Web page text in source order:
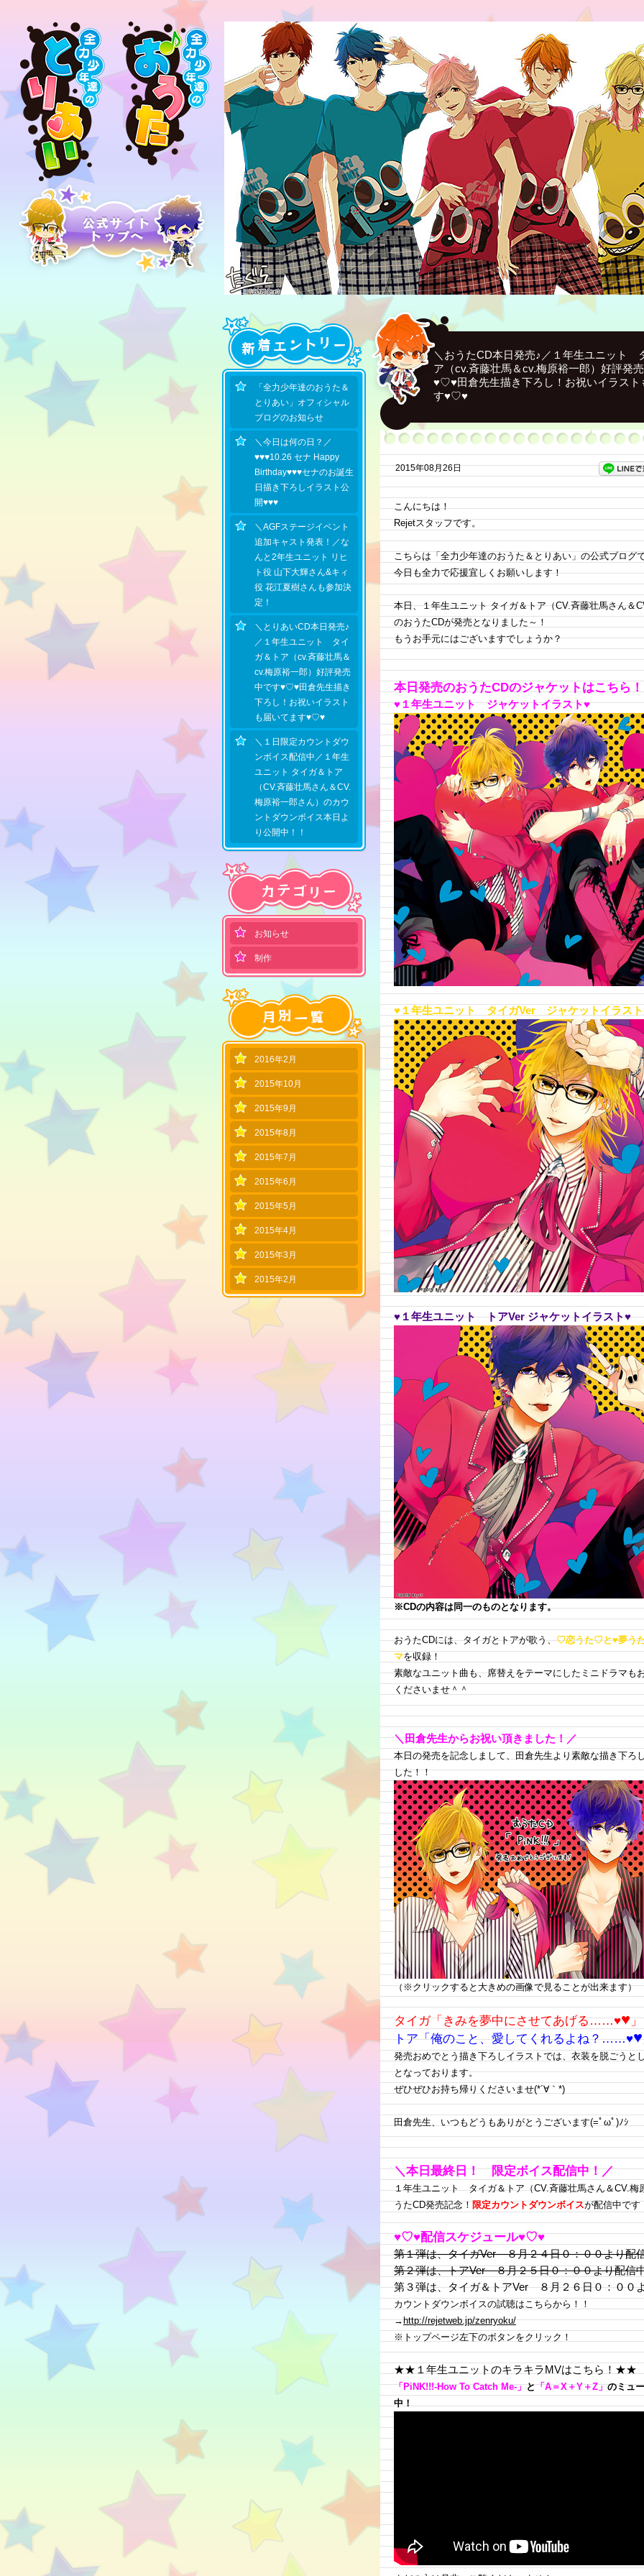
＼おうたCD本日発売♪／１年生ユニット
ア（cv.斉藤壮馬＆cv.梅原裕一郎）好評発
♥♡♥田倉先生描き下ろし！お祝いイラスト
す♥♡♥
2015年08月26日
こんにちは！
Rejetスタッフです。
こちらは「全力少年達のおうた＆とりあい」の公式ブログ
今日も全力で応援宜しくお願いします！
本日、１年生ユニット タイガ＆トア（CV.斉藤壮馬さん＆
のおうたCDが発売となりました～！
もうお手元にはございますでしょうか？
本日発売のおうたCDのジャケットはこちら！
♥１年生ユニット ジャケットイラスト♥
♥１年生ユニット タイガVer ジャケットイラス
♥１年生ユニット トアVer ジャケットイラスト♥
※CDの内容は同一のものとなります。
おうたCDには、タイガとトアが歌う、♡恋うた♡と♥夢う
マを収録！
素敵なユニット曲も、席替えをテーマにしたミニドラマも
くださいませ＾＾
＼田倉先生からお祝い頂きました！／
本日の発売を記念しまして、田倉先生より素敵な描き下ろ
した！！
（※クリックすると大きめの画像で見ることが出来ます）
タイガ「きみを夢中にさせてあげる……♥♥」
トア「俺のこと、愛してくれるよね？……♥♥
発売おめでとう描き下ろしイラストでは、衣装を脱ごうと
となっております。
ぜひぜひお持ち帰りくださいませ(*´∀｀*)
田倉先生、いつもどうもありがとうございます(=ﾟωﾟ)ﾉｼ
＼本日最終日！ 限定ボイス配信中！／
１年生ユニット タイガ＆トア（CV.斉藤壮馬さん＆CV.梅
うたCD発売記念！限定カウントダウンボイスが配信中です
♥♡♥配信スケジュール♥♡♥
第１弾は、タイガVer ８月２４日０：００より配
第２弾は、トアVer ８月２５日０：００より配信
第３弾は、タイガ＆トアVer ８月２６日０：００
カウントダウンボイスの試聴はこちらから！！
→http://rejetweb.jp/zenryoku/
※トップページ左下のボタンをクリック！
★★１年生ユニットのキラキラMVはこちら！★★
「PiNK!!!-How To Catch Me-」と「A＝X＋Y＋Z」のミュ
中！
「全力少年達のおうた＆
とりあい」オフィシャル
ブログのお知らせ
＼今日は何の日？／
♥♥♥10.26 セナ Happy
Birthday♥♥♥セナのお誕生
日描き下ろしイラスト公
開♥♥♥
＼AGFステージイベント
追加キャスト発表！／な
んと2年生ユニット リヒ
ト役 山下大輝さん&キィ
役 花江夏樹さんも参加決
定！
＼とりあいCD本日発売♪
／１年生ユニット タイ
ガ＆トア（cv.斉藤壮馬＆
cv.梅原裕一郎）好評発売
中です♥♡♥田倉先生描き
下ろし！お祝いイラスト
も届いてます♥♡♥
＼１日限定カウントダウ
ンボイス配信中／１年生
ユニット タイガ＆トア
（CV.斉藤壮馬さん＆CV.
梅原裕一郎さん）のカウ
ントダウンボイス本日よ
り公開中！！
お知らせ
制作
2016年2月
2015年10月
2015年9月
2015年8月
2015年7月
2015年6月
2015年5月
2015年4月
2015年3月
2015年2月